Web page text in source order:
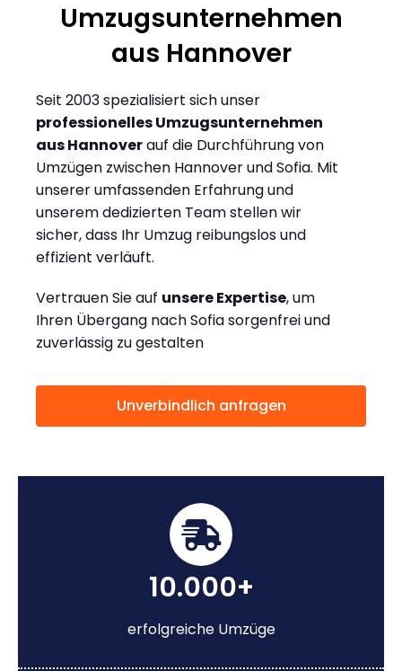
Umzugsunternehmen
aus Hannover
Seit 2003 spezialisiert sich unser
professionelles Umzugsunternehmen
aus Hannoverauf die Durchführung von
Umzügen zwischen Hannover und Sofia. Mit
unserer umfassenden Erfahrung und
unserem dedizierten Team stellen wir
sicher, dass Ihr Umzug reibungslos und
effizient verläuft.
Vertrauen Sie auf unsere Expertise, um
Ihren Übergang nach Sofia sorgenfrei und
zuverlässig zu gestalten
Unverbindlich anfragen
10.000+
erfolgreiche Umzüge